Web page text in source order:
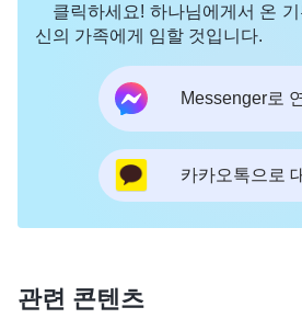
이 어떤 사람인지 너는 알아야
사람이 들어가는 것을 허용치
지(聖地)를 더럽히는 것을 허용
많은 사역을 하였고 네가 비록
결국은 여전히 더럽기 짝이 없
들어가려 하는데, 그것은 이치
적이 없다. 이것은 천규이니
클릭하세요! 하나님에게서 온
신의 가족에게 임할 것입니다.
Messenger로
카카오톡으로
관련 콘텐츠